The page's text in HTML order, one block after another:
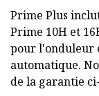
Prime Plus
Prime 10H et
pour l'onduleur
automatique.
de la garantie